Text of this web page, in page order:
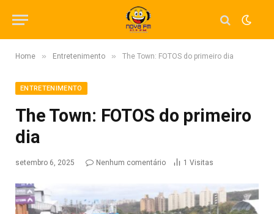
Home » Entretenimento » The Town: FOTOS do primeiro dia
ENTRETENIMENTO
The Town: FOTOS do primeiro
dia
setembro 6, 2025 Nenhum comentário 1 Visitas